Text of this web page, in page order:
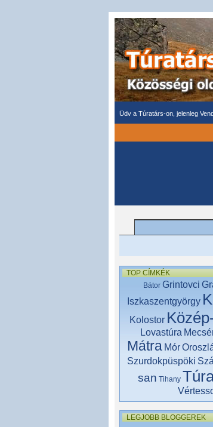
Üdv a Túratárs-on, jelenleg
TOP CÍMKÉK
Bátor Grintovci
Iszkaszentgyörgy
Kolostor
Lovastúra
Mátra Mór
Szurdokpüspöki
san Tihany
LEGJOBB BLOGGEREK